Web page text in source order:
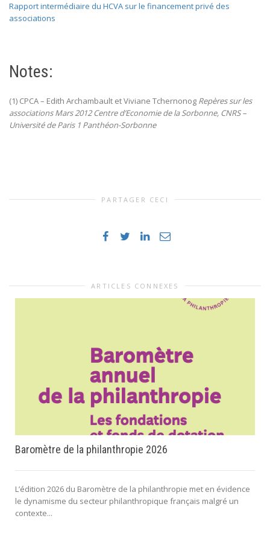
Rapport intermédiaire du HCVA sur le financement privé des
associations
Notes:
(1) CPCA – Edith Archambault et Viviane Tchernonog Repères sur les
associations Mars 2012 Centre d’Economie de la Sorbonne, CNRS –
Université de Paris 1 Panthéon-Sorbonne
PARTAGER CECI
ARTICLES CONNEXES
Baromètre de la philanthropie 2026
L’édition 2026 du Baromètre de la philanthropie met en évidence
le dynamisme du secteur philanthropique français malgré un
contexte...